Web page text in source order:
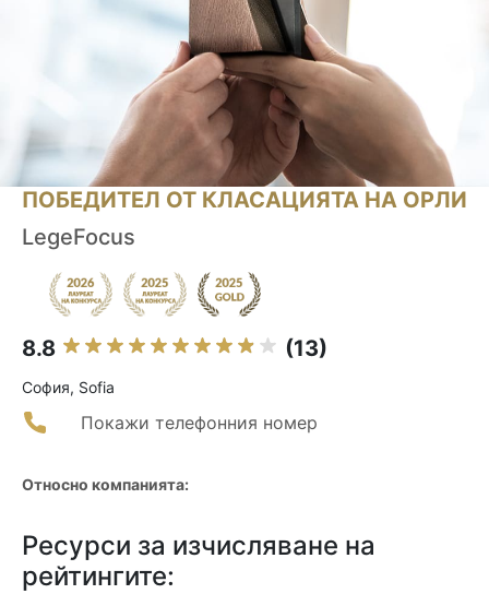
ПОБЕДИТЕЛ ОТ КЛАСАЦИЯТА НА ОРЛИ
LegeFocus
8.8 (13)
София, Sofia
Покажи телефонния номер
Относно компанията:
Ресурси за изчисляване на
рейтингите: